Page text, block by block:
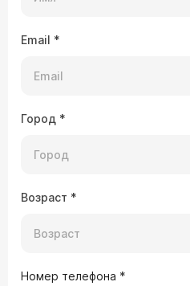
Email *
Город *
Возраст *
Номер телефона *